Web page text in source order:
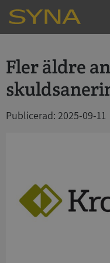
Fler äldre
Publicerad: 2025-09-11